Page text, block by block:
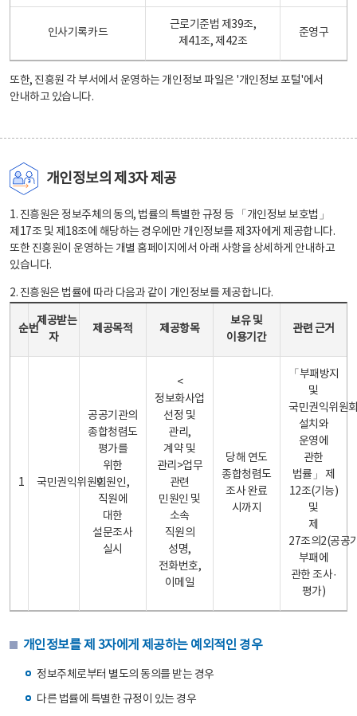
인사기록카드
근로기준법 제39조,
제41조, 제42조
준영구
또한, 진흥원 각 부서에서 운영하는 개인정보 파일은 '개인정보 포털'에서
안내하고 있습니다.
개인정보의 제3자 제공
1. 진흥원은 정보주체의 동의, 법률의 특별한 규정 등 「개인정보 보호법」
제17조 및 제18조에 해당하는 경우에만 개인정보를 제3자에게 제공합니다.
또한 진흥원이 운영하는 개별 홈페이지에서 아래 사항을 상세하게 안내하고
있습니다.
2. 진흥원은 법률에 따라 다음과 같이 개인정보를 제공합니다.
순번
제공받는
자
제공목적 제공항목
보유 및
이용기간
관련 근거
1 국민권익위원회
공공기관의
종합청렴도
평가를
위한
민원인,
직원에
대한
설문조사
실시
<
정보화사업
선정 및
관리,
계약 및
관리>업무
관련
민원인 및
소속
직원의
성명,
전화번호,
이메일
당해 연도
종합청렴도
조사 완료
시까지
「부패방지
및
국민권익위원
설치와
운영에
관한
법률」 제
12조(기능)
및
제
27조의2(공공
부패에
관한 조사·
평가)
개인정보를 제 3자에게 제공하는 예외적인 경우
정보주체로부터 별도의 동의를 받는 경우
다른 법률에 특별한 규정이 있는 경우